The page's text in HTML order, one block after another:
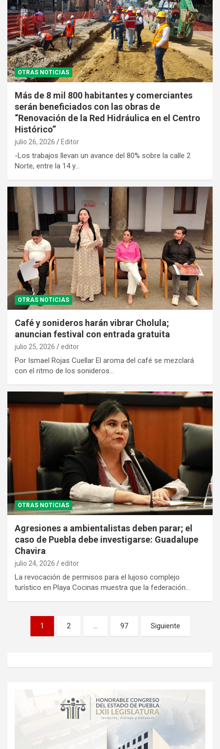
OTRAS NOTICIAS
Más de 8 mil 800 habitantes y comerciantes
serán beneficiados con las obras de
“Renovación de la Red Hidráulica en el Centro
Histórico”
julio 26, 2026 Editor
-Los trabajos llevan un avance del 80% sobre la calle 2
Norte, entre la 14 y…
OTRAS NOTICIAS
Café y sonideros harán vibrar Cholula;
anuncian festival con entrada gratuita
julio 25, 2026 editor
Por Ismael Rojas Cuellar El aroma del café se mezclará
con el ritmo de los sonideros…
OTRAS NOTICIAS
Agresiones a ambientalistas deben parar; el
caso de Puebla debe investigarse: Guadalupe
Chavira
julio 24, 2026 editor
La revocación de permisos para el lujoso complejo
turístico en Playa Cocinas muestra que la federación…
Paginación
1 2 … 97 Siguiente